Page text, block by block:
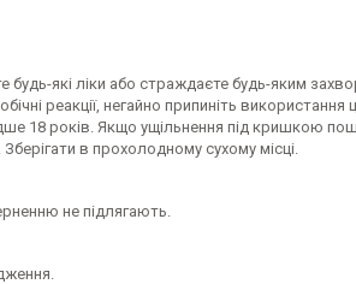
будь-які ліки або страждаєте будь-яким
реакції, негайно припиніть використання
18 років. Якщо ущільнення під кришкою
в прохолодному сухому місці.
не підлягають.